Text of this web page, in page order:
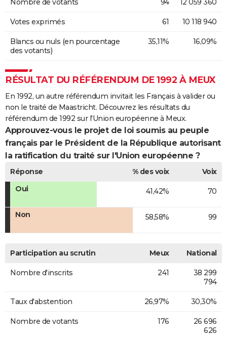
Nombre de votants 94 12 059 360
Votes exprimés 61 10 118 940
Blancs ou nuls (en pourcentage
des votants)
35,11% 16,09%
RÉSULTAT DU RÉFÉRENDUM DE 1992 À MEUX
En 1992, un autre référendum invitait les Français à valider ou
non le traité de Maastricht. Découvrez les résultats du
référendum de 1992 sur l'Union européenne à Meux.
Approuvez-vous le projet de loi soumis au peuple
français par le Président de la République autorisant
la ratification du traité sur l'Union européenne ?
Réponse % des voix
Voix
Oui
41,42% 70
Non 58,58% 99
Participation au scrutin Meux National
Nombre d'inscrits 241
38 299
794
Taux d'abstention 26,97% 30,30%
Nombre de votants 176
26 696
626